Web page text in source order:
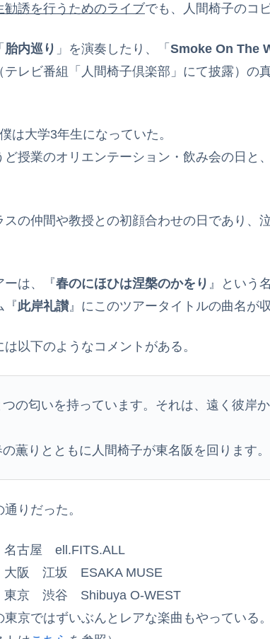
勧誘を行うためのライブでも、人間椅子のコ
胎内巡り 」を演奏したり、「 Smoke On The
テレビ番組「人間椅子倶楽部」にて披露）の
は大学3年生になっていた。
ど授業のオリエンテーション・飲み会の日と
スの仲間や教授との初顔合わせの日であり、
ーは、『春のにほひは涅槃のかをり 』という
『此岸礼讃』にこのツアータイトルの曲名が
以下のようなコメントがある。
の匂いを持っています。それは、遠く彼岸
薫りとともに人間椅子が東名阪を回ります。
りだった。
名古屋 ell.FITS.ALL
大阪 江坂 ESAKA MUSE
東京 渋谷 Shibuya O-WEST
東京ではずいぶんとレアな楽曲もやっている。